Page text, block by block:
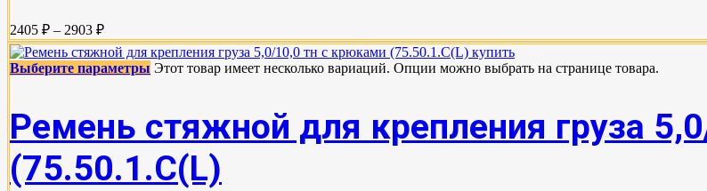
2405 ₽ – 2903 ₽
Выберите параметры Этот товар имеет несколько вариаций. Опции можно выбрать на странице товара.
Ремень стяжной для крепления груза
(75.50.1.C(L)